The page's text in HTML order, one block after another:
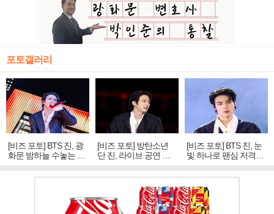
포토갤러리
[비즈 포토] BTS 진, 광
화문 밤하늘 수놓는 '비
주얼 킹'의 열창
[비즈 포토] 방탄소년
단 진, 라이브 공연 중
빛나는 독보적 아우라
[비즈 포토] BTS 진, 눈
빛 하나로 팬심 저격…
독보적 카리스마